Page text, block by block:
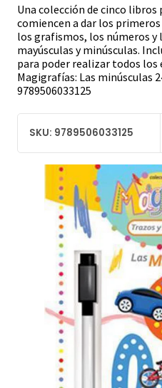
Una colección de cinco libros
comiencen a dar los
los grafismos, los números y
mayúsculas y minúsculas.
para poder realizar todos los
Magigrafías: Las minúsculas
9789506033125
SKU: 9789506033125